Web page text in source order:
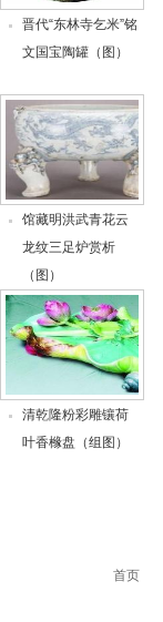
晋代“东林寺乞米”铭
文国宝陶罐（图）
馆藏明洪武青花云
龙纹三足炉赏析
（图）
清乾隆粉彩雕镶荷
叶香橼盘（组图）
首页